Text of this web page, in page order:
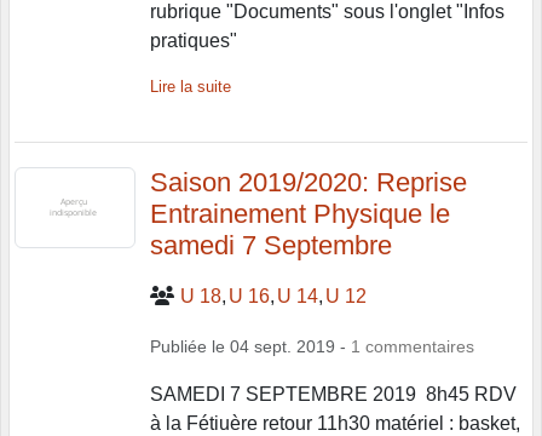
rubrique "Documents" sous l'onglet "Infos
pratiques"
Lire la suite
Saison 2019/2020: Reprise
Entrainement Physique le
samedi 7 Septembre
U 18 U 16 U 14 U 12
Publiée le 04 sept. 2019 - 1 commentaires
SAMEDI 7 SEPTEMBRE 2019 8h45 RDV
à la Fétiuère retour 11h30 matériel : basket,